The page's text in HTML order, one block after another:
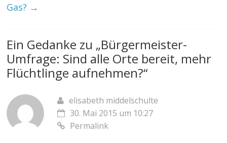
Gas? →
Ein Gedanke zu „Bürgermeister-
Umfrage: Sind alle Orte bereit, mehr
Flüchtlinge aufnehmen?“
elisabeth middelschulte
30. Mai 2015 um 10:27
Permalink